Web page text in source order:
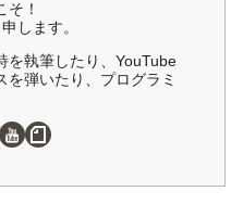
そ！
します。
を執筆したり、YouTube
を弾いたり、プログラミ